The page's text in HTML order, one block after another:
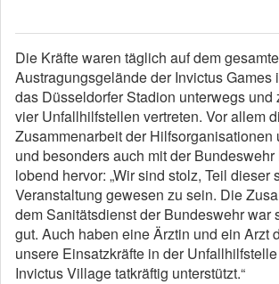
Die Kräfte waren täglich auf dem
Austragungsgelände der Invictus Games
das Düsseldorfer Stadion unterwegs und
vier Unfallhilfstellen vertreten. Vor allem
Zusammenarbeit der Hilfsorganisationen
und besonders auch mit der Bundeswehr
lobend hervor: „Wir sind stolz, Teil dieser
Veranstaltung gewesen zu sein. Die
dem Sanitätsdienst der Bundeswehr war
gut. Auch haben eine Ärztin und ein Arzt
unsere Einsatzkräfte in der
Invictus Village tatkräftig unterstützt.“